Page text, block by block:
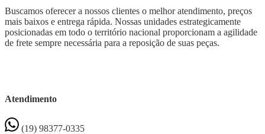
Buscamos oferecer a nossos clientes o melhor atendimento, preços
mais baixos e entrega rápida. Nossas unidades estrategicamente
posicionadas em todo o território nacional proporcionam a agilidade
de frete sempre necessária para a reposição de suas peças.
Atendimento
(19) 98377-0335